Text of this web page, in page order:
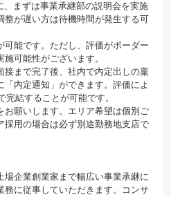
、まずは事業承継部の説明会を実施
整が遅い方は待機時間が発生する可
可能です。ただし、評価がボーダー
可能性がございます。
接まで完了後、社内で内定出しの稟
内定通知」ができます。評価によ
完結することが可能です。
お願いします。エリア希望は個別ご
採用の場合は必ず別途勤務地支店で
場企業創業家まで幅広い事業承継に
務に従事していただきます。コンサ